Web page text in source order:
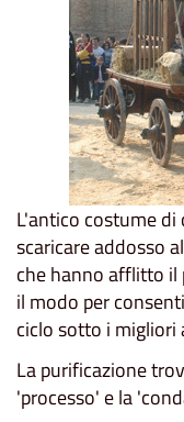
L'antico costume di
scaricare addosso
che hanno afflitto il
il modo per
ciclo sotto i migliori
La purificazione
'processo' e la